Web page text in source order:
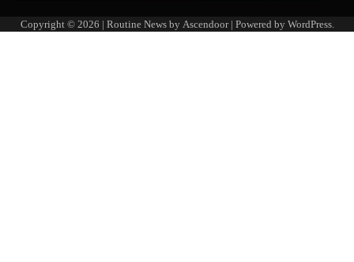
Copyright © 2026 | Routine News by Ascendoor| Powered by WordPress.